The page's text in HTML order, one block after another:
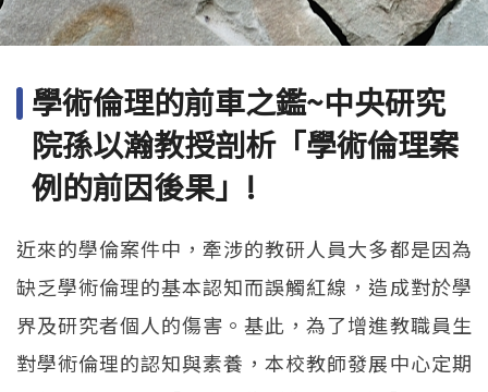
Open
教師專業社群
Open
借用項目
AI專區
學術倫理的前車之鑑~中央研究
院孫以瀚教授剖析「學術倫理案
例的前因後果」!
近來的學倫案件中，牽涉的教研人員大多都是因為
缺乏學術倫理的基本認知而誤觸紅線，造成對於學
界及研究者個人的傷害。基此，為了增進教職員生
對學術倫理的認知與素養，本校教師發展中心定期